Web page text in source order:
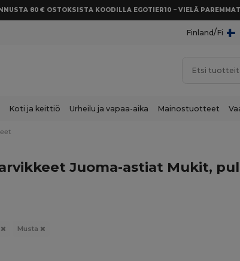
80 € OSTOKSISTA KOODILLA EGOTIER10 – VIELÄ
Finland/Fi
Koti ja keittiö Urheilu ja vapaa-aika Mainostuotteet
Juoma-astiat Mukit,
Musta